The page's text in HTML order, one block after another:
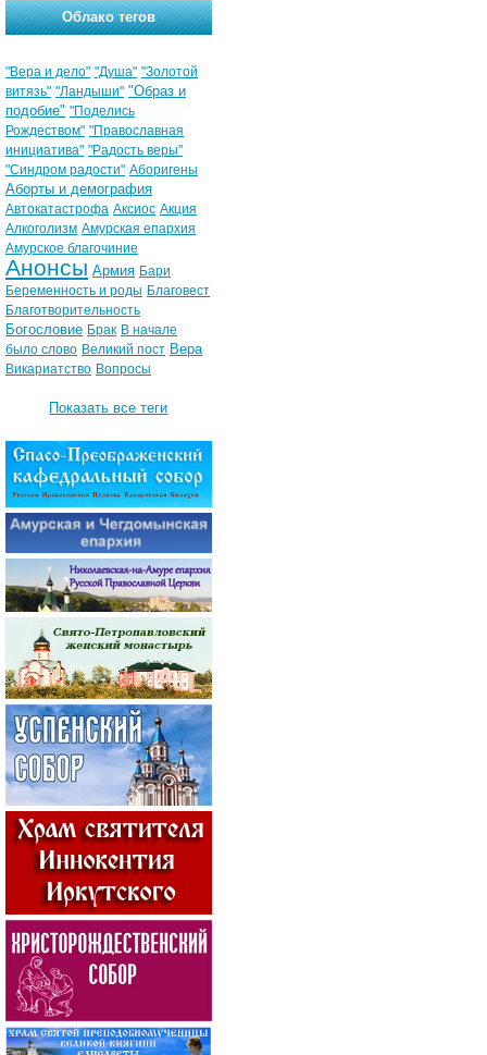
Облако тегов
"Вера и дело" "Душа" "Золотой
витязь" "Ландыши" "Образ и
подобие" "Поделись
Рождеством" "Православная
инициатива" "Радость веры"
"Синдром радости" Аборигены
Аборты и демография
Автокатастрофа Аксиос Акция
Алкоголизм Амурская епархия
Амурское благочиние
Анонсы Армия Бари
Беременность и роды Благовест
Благотворительность
Богословие Брак В начале
было слово Великий пост Вера
Викариатство Вопросы
Показать все теги